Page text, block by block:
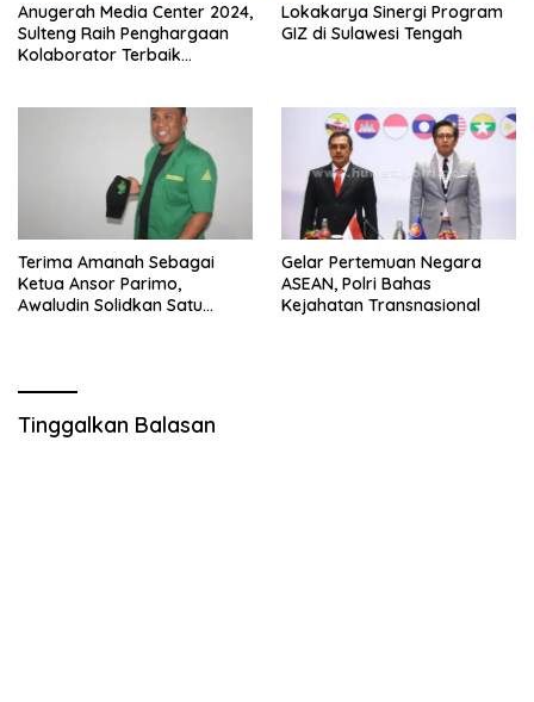
Anugerah Media Center 2024,
Sulteng Raih Penghargaan
Kolaborator Terbaik
Lokakarya Sinergi Program
GIZ di Sulawesi Tengah
Terima Amanah Sebagai
Ketua Ansor Parimo,
Awaludin Solidkan Satu
Gelar Pertemuan Negara
ASEAN, Polri Bahas
Kejahatan Transnasional
Tinggalkan Balasan